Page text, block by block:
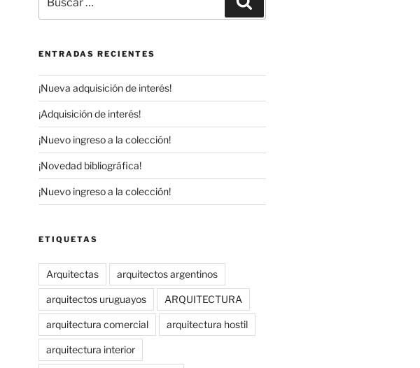
por:
ENTRADAS RECIENTES
¡Nueva adquisición de interés!
¡Adquisición de interés!
¡Nuevo ingreso a la colección!
¡Novedad bibliográfica!
¡Nuevo ingreso a la colección!
ETIQUETAS
Arquitectas arquitectos argentinos
arquitectos uruguayos ARQUITECTURA
arquitectura comercial arquitectura hostil
arquitectura interior